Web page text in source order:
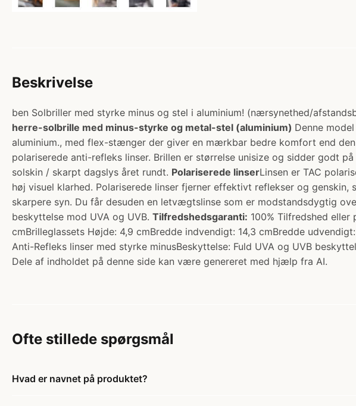
Beskrivelse
ben Solbriller med styrke minus og stel i aluminium! (nærsynethed/
herre-solbrille med minus-styrke og metal-stel (aluminium) Denne
aluminium., med flex-stænger der giver en mærkbar bedre komfort end
polariserede anti-refleks linser. Brillen er størrelse unisize og sidder godt
solskin / skarpt dagslys året rundt. Polariserede linserLinsen er TAC
høj visuel klarhed. Polariserede linser fjerner effektivt reflekser og
skarpere syn. Du får desuden en letvægtslinse som er modstandsdygtig
beskyttelse mod UVA og UVB. Tilfredshedsgaranti: 100% Tilfredshed eller
cmBrilleglassets Højde: 4,9 cmBredde indvendigt: 14,3 cmBredde
Anti-Refleks linser med styrke minusBeskyttelse: Fuld UVA og UVB
Dele af indholdet på denne side kan være genereret med hjælp fra AI.
Ofte stillede spørgsmål
Hvad er navnet på produktet?